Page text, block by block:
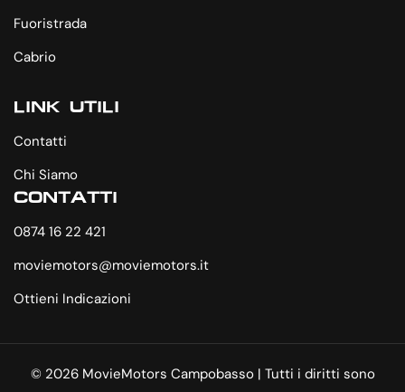
Fuoristrada
Cabrio
LINK UTILI
Contatti
Chi Siamo
CONTATTI
0874 16 22 421
moviemotors@moviemotors.it
Ottieni Indicazioni
© 2026 MovieMotors Campobasso | Tutti i diritti sono